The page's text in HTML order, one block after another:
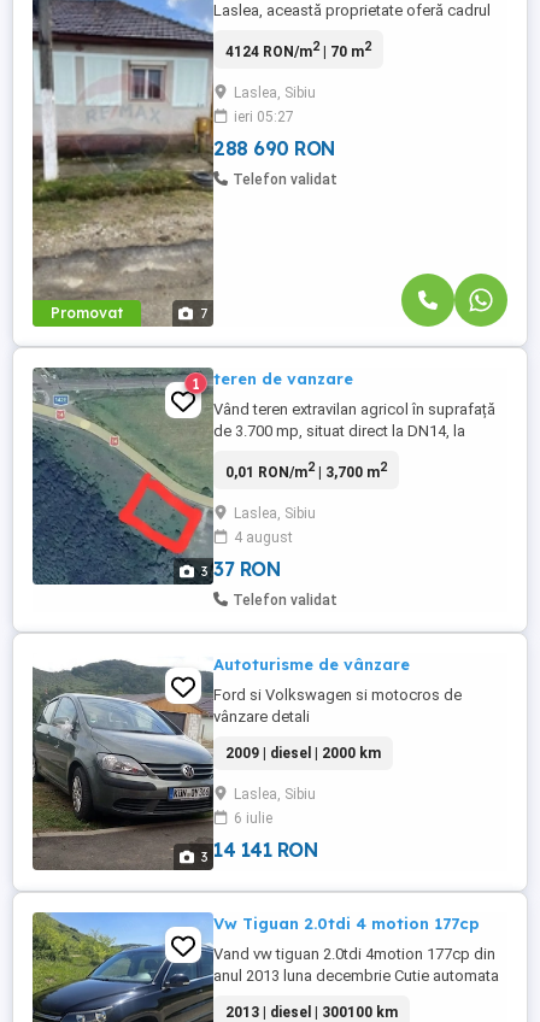
Promovat 7
Laslea, această proprietate oferă cadrul
intimitate și aer curat, departe de agitația
generos de 900 mp, cu curte și grădină
dreaptă, ușor de amenajat, ideală pentru
grădinărit, ...
4124 RON/m2| 70 m2
Laslea, Sibiu
ieri 05:27
288 690 RON
Telefon validat
3
1 teren de vanzare
Vând teren extravilan agricol în suprafață
de 3.700 mp, situat direct la DN14, la
drum național (DN14) Carte Funciară (CF)
exploatat Zonă liniștită, lângă natură
pădure
0,01 RON/m2| 3,700 m2
Laslea, Sibiu
4 august
37 RON
Telefon validat
3
Autoturisme de vânzare
Ford si Volkswagen si motocros de
vânzare detali
2009 | diesel | 2000 km
Laslea, Sibiu
6 iulie
14 141 RON
Vw Tiguan 2.0tdi 4 motion 177cp
Vand vw tiguan 2.0tdi 4motion 177cp din
anul 2013 luna decembrie Cutie automata
2013 | diesel | 300100 km